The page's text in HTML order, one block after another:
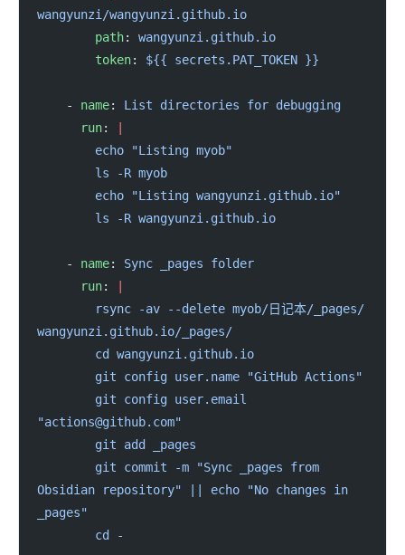
wangyunzi/wangyunzi.github.io
        path
: wangyunzi.github.io
        token
: ${{ secrets.PAT_TOKEN }}
    -
name: List directories for debugging
      run
:
        echo "Listing myob"
        ls -R myob
        echo "Listing wangyunzi.github.io"
        ls -R wangyunzi.github.io
    -
name: Sync _pages folder
      run
:
wangyunzi.github.io/_pages/
        cd wangyunzi.github.io
        git config user.name "GitHub Actions"
"actions@github.com"
        git add _pages
Obsidian repository" || echo "No changes in
_pages"
        cd -